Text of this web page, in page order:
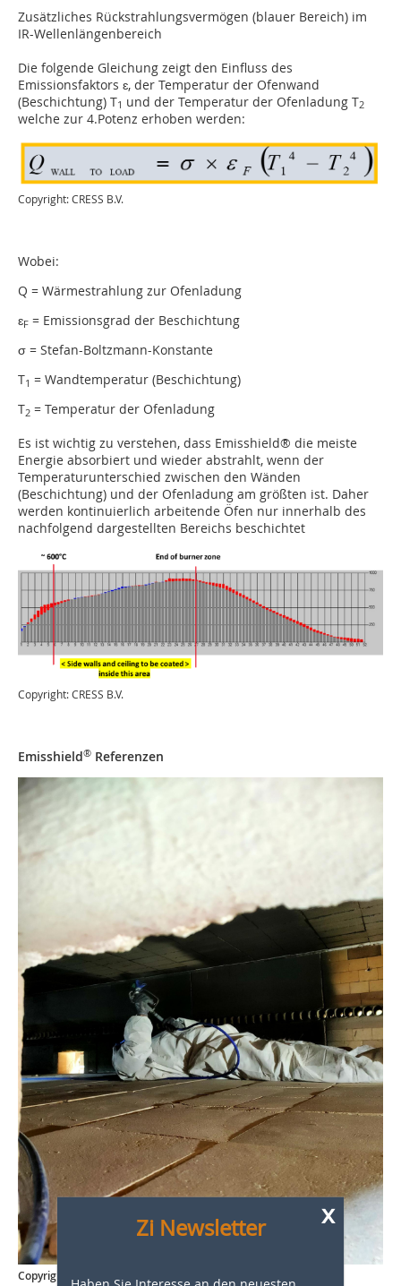
Zusätzliches Rückstrahlungsvermögen (blauer Bereich) im
IR-Wellenlängenbereich
Die folgende Gleichung zeigt den Einfluss des
Emissionsfaktors ɛ, der Temperatur der Ofenwand
(Beschichtung) T1 und der Temperatur der Ofenladung T2
welche zur 4.Potenz erhoben werden:
Copyright: CRESS B.V.
Wobei:
Q = Wärmestrahlung zur Ofenladung
ɛF = Emissionsgrad der Beschichtung
σ = Stefan-Boltzmann-Konstante
T1 = Wandtemperatur (Beschichtung)
T2 = Temperatur der Ofenladung
Es ist wichtig zu verstehen, dass Emisshield® die meiste
Energie absorbiert und wieder abstrahlt, wenn der
Temperaturunterschied zwischen den Wänden
(Beschichtung) und der Ofenladung am größten ist. Daher
werden kontinuierlich arbeitende Öfen nur innerhalb des
nachfolgend dargestellten Bereichs beschichtet
Copyright: CRESS B.V.
Emisshield® Referenzen
Copyright: CRESS B.V.
x
Zi Newsletter